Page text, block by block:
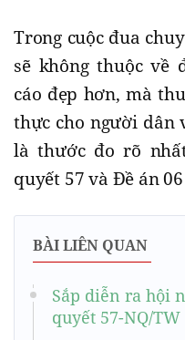
Trong cuộc đua
sẽ không thuộc về
cáo đẹp hơn, mà
thực cho người dân
là thước đo rõ
quyết 57 và Đề án
BÀI LIÊN QUAN
Sắp diễn ra hội
quyết 57-NQ/TW